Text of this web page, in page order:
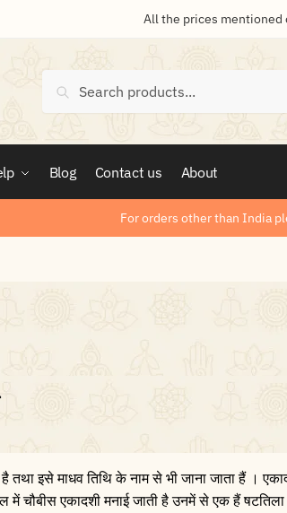
All the prices mentioned
Search
Blog Contact us About
For orders other than India
तथा इसे माधव तिथि के नाम से भी जाना जाता हैं ।
में चौबीस एकादशी मनाई जाती है उनमें से एक हैं